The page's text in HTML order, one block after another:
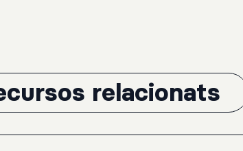
relacionats